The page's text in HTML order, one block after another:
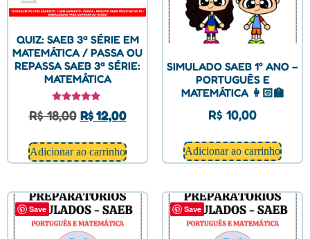
QUIZ: SAEB 3ª SÉRIE EM
MATEMÁTICA / PASSA OU
REPASSA SAEB 3ª SÉRIE:
MATEMÁTICA
Avaliação
5.00
R$18,00 R$12,00
Adicionar ao carrinho
SIMULADO SAEB 1° ANO –
PORTUGUÊS E
MATEMÁTICA 👩🏻‍🏫
R$ 10,00
Adicionar ao carrinho
Save Save